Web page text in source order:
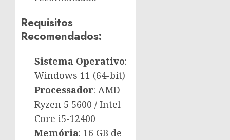
Requisitos
Recomendados:
Sistema Operativo:
Windows 11 (64-bit)
Processador: AMD
Ryzen 5 5600 / Intel
Core i5-12400
Memória: 16 GB de